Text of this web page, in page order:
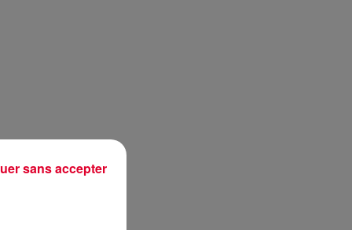
sans accepter